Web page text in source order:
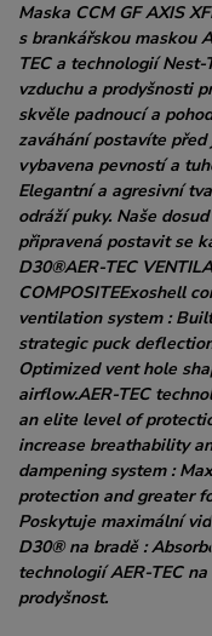
Maska CCM GF AXIS
s brankářskou maskou
TEC a technologií
vzduchu a prodyšnosti
skvěle padnoucí a
zaváhání postavíte
vybavena pevností a
Elegantní a agresivní
odráží puky. Naše
připravená postavit se
D30®AER-TEC
COMPOSITEExoshell
ventilation system :
strategic puck
Optimized vent hole
airflow.AER-TEC
an elite level of
increase breathability
dampening system :
protection and greater
Poskytuje maximální
D30® na bradě :
technologií AER-TEC
prodyšnost.